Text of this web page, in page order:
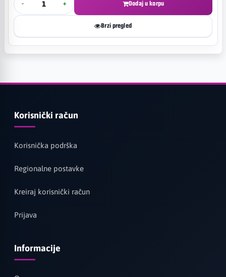
- + Dodaj u korpu
Brzi pregled
Korisnički račun
Korisnička podrška
Regionalne postavke
Kreiraj korisnički račun
Prijava
Informacije